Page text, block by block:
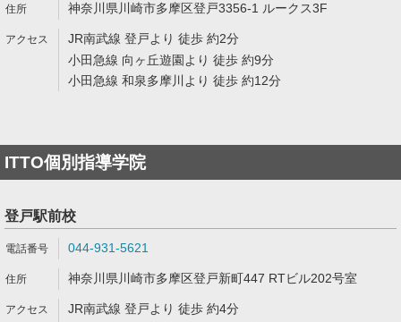
神奈川県川崎市多摩区登戸3356-1 ルークス3F
JR南武線 登戸より 徒歩 約2分
小田急線 向ヶ丘遊園より 徒歩 約9分
小田急線 和泉多摩川より 徒歩 約12分
ITTO個別指導学院
登戸駅前校
044-931-5621
神奈川県川崎市多摩区登戸新町447 RTビル202号室
JR南武線 登戸より 徒歩 約4分